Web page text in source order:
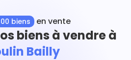
biens en vente
biens à vendre à
Bailly